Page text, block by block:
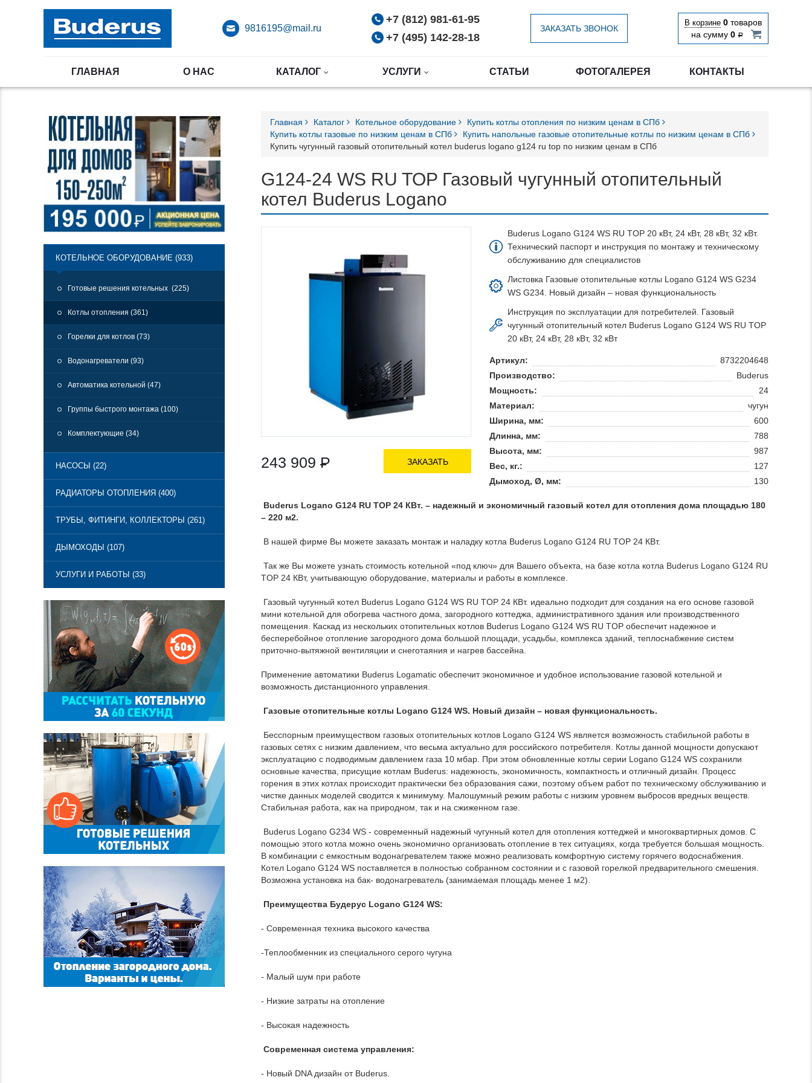
9816195@mail.ru
+7 (812) 981-61-95
+7 (495) 142-28-18
ЗАКАЗАТЬ ЗВОНОК
В корзине 0 товаров
на сумму 0 Р
ГЛАВНАЯ О НАС КАТАЛОГ УСЛУГИ СТАТЬИ ФОТОГАЛЕРЕЯ КОНТАКТЫ
Главная Каталог Котельное оборудование
Купить котлы отопления по низким ценам в СПб
Купить котлы газовые по низким ценам в СПб
Купить напольные газовые отопительные котлы по низким ценам в СПб
Купить чугунный газовый отопительный котел buderus logano g124 ru top по низким ценам в СПб
G124-24 WS RU TOP Газовый чугунный отопительный
котел Buderus Logano
243 909 Р ЗАКАЗАТЬ
Buderus Logano G124 WS RU TOP 20 кВт, 24 кВт, 28 кВт, 32 кВт.
Технический паспорт и инструкция по монтажу и техническому
обслуживанию для специалистов
Листовка Газовые отопительные котлы Logano G124 WS G234
WS G234. Новый дизайн – новая функциональность
Инструкция по эксплуатации для потребителей. Газовый
чугунный отопительный котел Buderus Logano G124 WS RU TOP
20 кВт, 24 кВт, 28 кВт, 32 кВт
Артикул:
8732204648
Производство:
Buderus
Мощность:
24
Материал:
чугун
Ширина, мм:
600
Длинна, мм:
788
Высота, мм:
987
Вес, кг.:
127
Дымоход, Ø, мм:
130
Buderus Logano G124 RU TOP 24 КВт. – надежный и экономичный газовый котел для отопления дома площадью 180
– 220 м2.
В нашей фирме Вы можете заказать монтаж и наладку котла Buderus Logano G124 RU TOP 24 КВт.
Так же Вы можете узнать стоимость котельной «под ключ» для Вашего объекта, на базе котла котла Buderus Logano G124 RU
TOP 24 КВт, учитывающую оборудование, материалы и работы в комплексе.
Газовый чугунный котел Buderus Logano G124 WS RU TOP 24 КВт. идеально подходит для создания на его основе газовой
мини котельной для обогрева частного дома, загородного коттеджа, административного здания или производственного
помещения. Каскад из нескольких отопительных котлов Buderus Logano G124 WS RU TOP обеспечит надежное и
бесперебойное отопление загородного дома большой площади, усадьбы, комплекса зданий, теплоснабжение систем
приточно-вытяжной вентиляции и снеготаяния и нагрев бассейна.
Применение автоматики Buderus Logamatic обеспечит экономичное и удобное использование газовой котельной и
возможность дистанционного управления.
Газовые отопительные котлы Logano G124 WS. Новый дизайн – новая функциональность.
Бесспорным преимуществом газовых отопительных котлов Logano G124 WS является возможность стабильной работы в
газовых сетях с низким давлением, что весьма актуально для российского потребителя. Котлы данной мощности допускают
эксплуатацию с подводимым давлением газа 10 мбар. При этом обновленные котлы серии Logano G124 WS сохранили
основные качества, присущие котлам Buderus: надежность, экономичность, компактность и отличный дизайн. Процесс
горения в этих котлах происходит практически без образования сажи, поэтому объем работ по техническому обслуживанию и
чистке данных моделей сводится к минимуму. Малошумный режим работы с низким уровнем выбросов вредных веществ.
Стабильная работа, как на природном, так и на сжиженном газе.
Buderus Logano G234 WS - современный надежный чугунный котел для отопления коттеджей и многоквартирных домов. С
помощью этого котла можно очень экономично организовать отопление в тех ситуациях, когда требуется большая мощность.
В комбинации с емкостным водонагревателем также можно реализовать комфортную систему горячего водоснабжения.
Котел Logano G124 WS поставляется в полностью собранном состоянии и с газовой горелкой предварительного смешения.
Возможна установка на бак- водонагреватель (занимаемая площадь менее 1 м2).
Преимущества Будерус Logano G124 WS:
- Современная техника высокого качества
-Теплообменник из специального серого чугуна
- Малый шум при работе
- Низкие затраты на отопление
- Высокая надежность
Современная система управления:
- Новый DNA дизайн от Buderus.
КОТЕЛЬНОЕ ОБОРУДОВАНИЕ (933)
Готовые решения котельных (225)
Котлы отопления (361)
Горелки для котлов (73)
Водонагреватели (93)
Автоматика котельной (47)
Группы быстрого монтажа (100)
Комплектующие (34)
НАСОСЫ (22)
РАДИАТОРЫ ОТОПЛЕНИЯ (400)
ТРУБЫ, ФИТИНГИ, КОЛЛЕКТОРЫ (261)
ДЫМОХОДЫ (107)
УСЛУГИ И РАБОТЫ (33)